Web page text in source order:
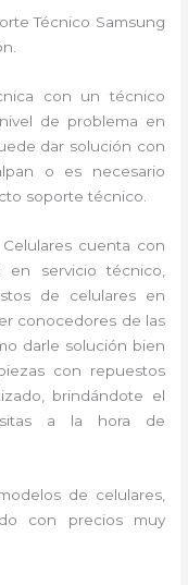
Técnico Samsung
con un técnico
de problema en
dar solución con
o es necesario
soporte técnico.
cuenta con
en servicio técnico,
de celulares en
conocedores de las
darle solución bien
con repuestos
brindándote el
a la hora de
de celulares,
con precios muy